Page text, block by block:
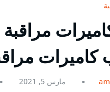
كاميرات
مارس 5, 2021